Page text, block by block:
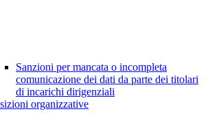
Sanzioni per mancata o incompleta
comunicazione dei dati da parte dei titolari
di incarichi dirigenziali
organizzative